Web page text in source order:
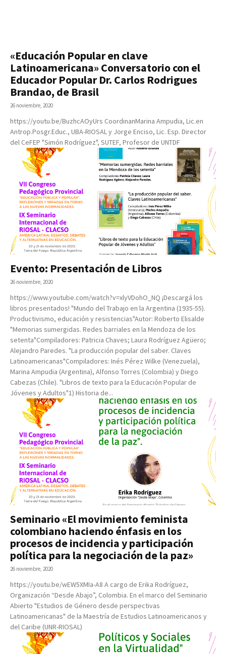
«Educación Popular en clave
Latinoamericana» Conversatorio con el
Educador Popular Dr. Carlos Rodrigues
Brandao, de Brasil
26 noviembre, 2020
https://youtu.be/BuzhcAOyUrs CoordinanMarina Ampudia, Lic.en
Antrop.Posgr.Educ., UBA-RIOSAL y Jorge Enciso, Lic. Esp. Director
del CeFEP "Simón Rodríguez", SUTEF, Profesor de UNTDF
Evento: Presentación de Libros
26 noviembre, 2020
https://www.youtube.com/watch?v=xlyVDohO_NQ ¡Descargá los
libros presentados! "Mundo del Trabajo en la Argentina (1935-55).
Productivismo, educación y resistencias"Autor: Roberto Elisalde
"Memorias sumergidas. Redes barriales en la Mendoza de los
setenta"Compiladores: Patricia Chaves; Laura Rodríguez Agüero;
Alejandro Paredes. "La producción popular del saber. Claves
Latinoamericanas"Compiladores: Inés Pérez Wilke (Venezuela),
Marina Ampudia (Argentina), Alfonso Torres (Colombia) y Diego
Cabezas (Chile). "Libros de texto para la Educación Popular de
Jóvenes y Adultos"1) Historia de...
Seminario «El movimiento feminista
colombiano haciendo énfasis en los
procesos de incidencia y participación
política para la negociación de la paz»
26 noviembre, 2020
https://youtu.be/wEW5XMIa-A8 A cargo de Erika Rodríguez,
Organización “Desde Abajo”, Colombia. En el marco del Seminario
Abierto "Estudios de Género desde perspectivas
Latinoamericanas" de la Maestría de Estudios Latinoamericanos y
del Caribe (UNR-RIOSAL)